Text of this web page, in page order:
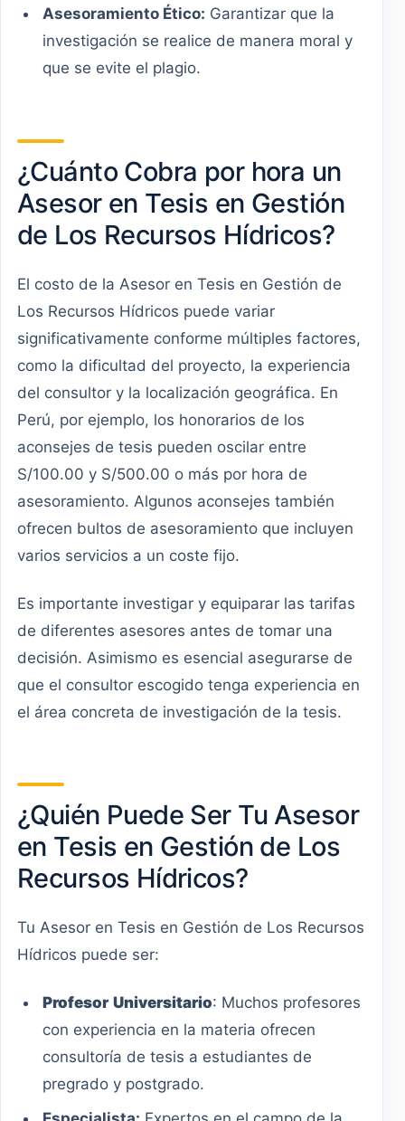
Asesoramiento Ético: Garantizar que la
investigación se realice de manera moral y
que se evite el plagio.
¿Cuánto Cobra por hora un
Asesor en Tesis en Gestión
de Los Recursos Hídricos?
El costo de la Asesor en Tesis en Gestión de
Los Recursos Hídricos puede variar
significativamente conforme múltiples factores,
como la dificultad del proyecto, la experiencia
del consultor y la localización geográfica. En
Perú, por ejemplo, los honorarios de los
aconsejes de tesis pueden oscilar entre
S/100.00 y S/500.00 o más por hora de
asesoramiento. Algunos aconsejes también
ofrecen bultos de asesoramiento que incluyen
varios servicios a un coste fijo.
Es importante investigar y equiparar las tarifas
de diferentes asesores antes de tomar una
decisión. Asimismo es esencial asegurarse de
que el consultor escogido tenga experiencia en
el área concreta de investigación de la tesis.
¿Quién Puede Ser Tu Asesor
en Tesis en Gestión de Los
Recursos Hídricos?
Tu Asesor en Tesis en Gestión de Los Recursos
Hídricos puede ser:
Profesor Universitario: Muchos profesores
con experiencia en la materia ofrecen
consultoría de tesis a estudiantes de
pregrado y postgrado.